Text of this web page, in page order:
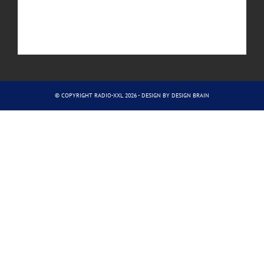
© COPYRIGHT RADIO-XXL 2026 - DESIGN BY DESIGN BRAIN